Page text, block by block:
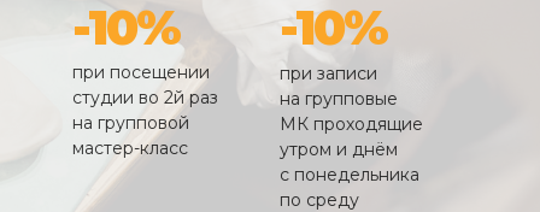
при записи
на групповые
МК проходящие
утром и днём
с понедельника
по среду
-10%
при посещении
студии во 2й раз
на групповой
мастер-класс
-10%